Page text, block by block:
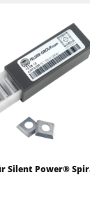
Plattenaufteilsägen
Vakuumpressen
& Entstauber
Plattenaufteilsägen
Silent Power®